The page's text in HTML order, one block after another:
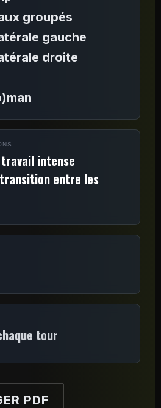
groupés
gauche
droite
intense
entre les
tour
PDF